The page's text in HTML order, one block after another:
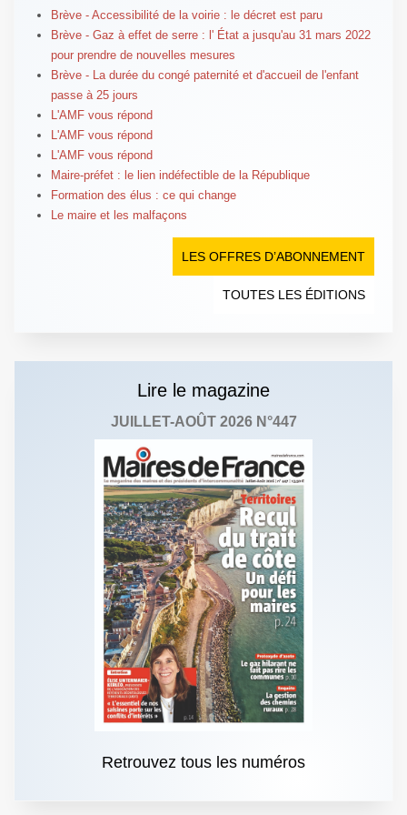
Brève - Accessibilité de la voirie : le décret est paru
Brève - Gaz à effet de serre : l' État a jusqu'au 31 mars 2022
pour prendre de nouvelles mesures
Brève - La durée du congé paternité et d'accueil de l'enfant
passe à 25 jours
L'AMF vous répond
L'AMF vous répond
L'AMF vous répond
Maire-préfet : le lien indéfectible de la République
Formation des élus : ce qui change
Le maire et les malfaçons
LES OFFRES D’ABONNEMENT
TOUTES LES ÉDITIONS
Lire le magazine
JUILLET-AOÛT 2026 N°447
Retrouvez tous les numéros